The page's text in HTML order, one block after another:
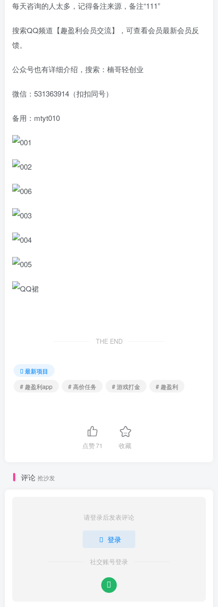
每天咨询的人太多，记得备注来源，备注“111”
搜索QQ频道【趣盈利会员交流】，可查看会员最新会员反
馈。
公众号也有详细介绍，搜索：楠哥轻创业
微信：531363914（扣扣同号）
备用：mtyt010
THE END
最新项目
# 趣盈利app
# 高价任务 # 游戏打金 # 趣盈利
点赞71 收藏
评论 抢沙发
请登录后发表评论
登录
社交账号登录